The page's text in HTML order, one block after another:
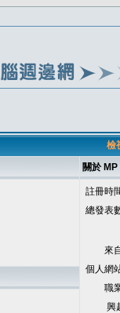
檢
關於 MP
註冊時
總發表
來
個人網
職
興